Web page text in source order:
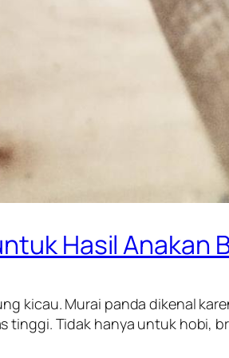
Hasil Anakan
kicau. Murai panda dikenal
Tidak hanya untuk hobi,